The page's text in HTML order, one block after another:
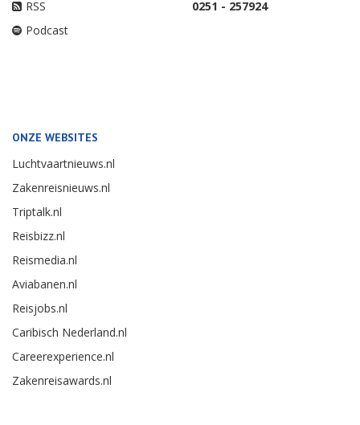
RSS
Podcast
0251 - 257924
ONZE WEBSITES
Luchtvaartnieuws.nl
Zakenreisnieuws.nl
Triptalk.nl
Reisbizz.nl
Reismedia.nl
Aviabanen.nl
Reisjobs.nl
Caribisch Nederland.nl
Careerexperience.nl
Zakenreisawards.nl